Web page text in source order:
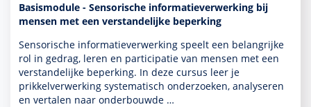
Basismodule - Sensorische informatieverwerking bij
mensen met een verstandelijke beperking
Sensorische infor­matieverwerking speelt een belang­rijke
rol in gedrag, leren en participatie van mensen met een
ver­stande­lijke beper­king. In deze cursus leer je
prikkelverwerking syste­ma­tisch onder­zoeken, analyseren
en vertalen naar onderbouwde …